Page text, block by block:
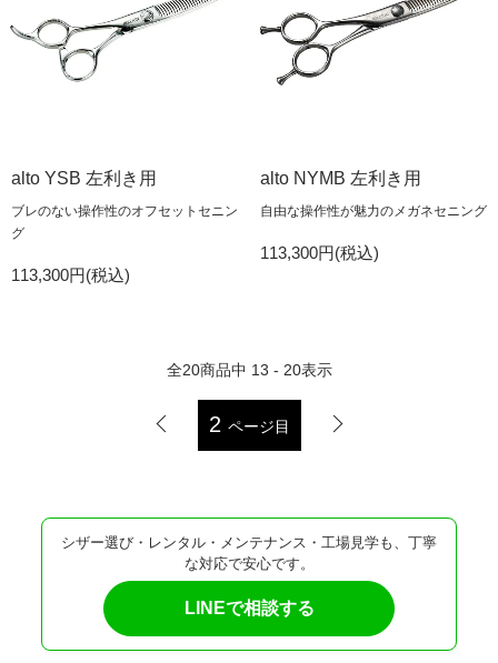
alto YSB 左利き用
ブレのない操作性のオフセットセニン
グ
113,300円(税込)
alto NYMB 左利き用
自由な操作性が魅力のメガネセニング
113,300円(税込)
全20商品中 13 - 20表示
2 ページ目
シザー選び・レンタル・メンテナンス・工場見学も、丁寧
な対応で安心です。
LINEで相談する